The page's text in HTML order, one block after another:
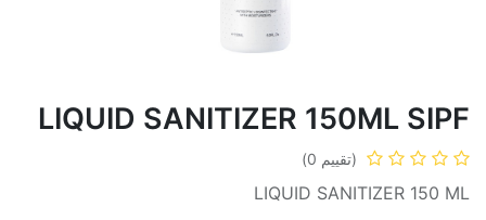
LIQUID SANITIZER 150ML SIPF
(تقييم 0)
LIQUID SANITIZER 150 ML